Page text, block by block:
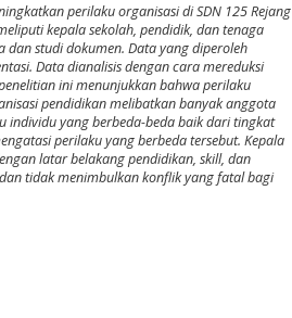
perilaku organisasi di SDN 125 Rejang
kepala sekolah, pendidik, dan tenaga
studi dokumen. Data yang diperoleh
Data dianalisis dengan cara mereduksi
ini menunjukkan bahwa perilaku
pendidikan melibatkan banyak anggota
individu yang berbeda-beda baik dari tingkat
perilaku yang berbeda tersebut. Kepala
latar belakang pendidikan, skill, dan
tidak menimbulkan konflik yang fatal bagi